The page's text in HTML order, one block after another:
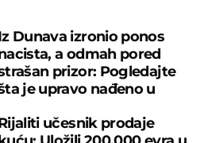
Dunava izronio ponos
a odmah pored
prizor: Pogledajte
je upravo nađeno u
učesnik prodaje